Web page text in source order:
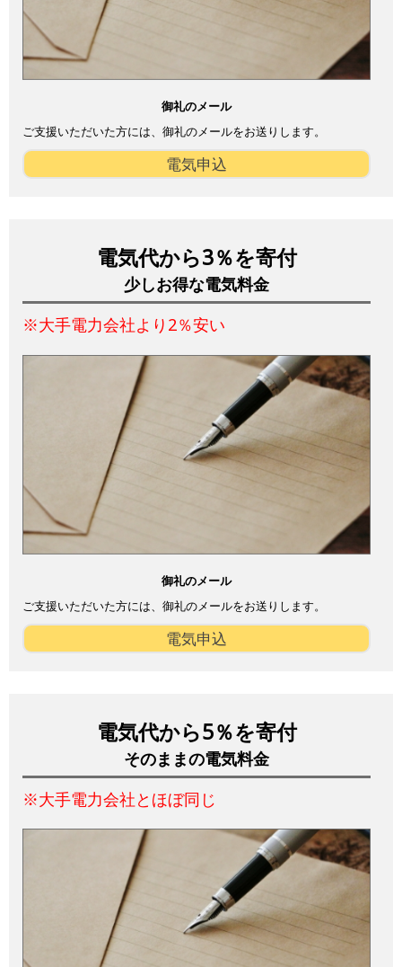
御礼のメール
ご支援いただいた方には、御礼のメールをお送りします。
電気申込
電気代から3％を寄付
少しお得な電気料金
※大手電力会社より2％安い
御礼のメール
ご支援いただいた方には、御礼のメールをお送りします。
電気申込
電気代から5％を寄付
そのままの電気料金
※大手電力会社とほぼ同じ